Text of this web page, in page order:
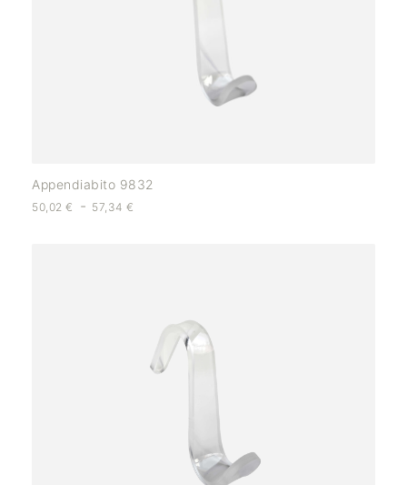
Appendiabito 9832
50,02 € - 57,34€